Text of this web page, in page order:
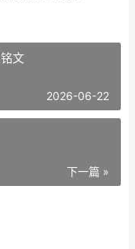
文
2026-06-22
下一篇 »